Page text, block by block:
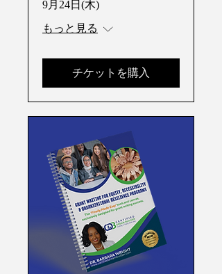
9月24日(木)
もっと見る
チケットを購入